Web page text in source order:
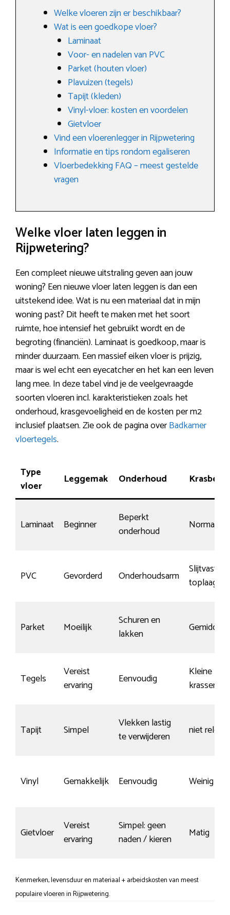
Welke vloeren zijn er beschikbaar?
Wat is een goedkope vloer?
Laminaat
Voor- en nadelen van PVC
Parket (houten vloer)
Plavuizen (tegels)
Tapijt (kleden)
Vinyl-vloer: kosten en voordelen
Gietvloer
Vind een vloerenlegger in Rijpwetering
Informatie en tips rondom egaliseren
Vloerbedekking FAQ – meest gestelde
vragen
Welke vloer laten leggen in
Rijpwetering?
Een compleet nieuwe uitstraling geven aan jouw
woning? Een nieuwe vloer laten leggen is dan een
uitstekend idee. Wat is nu een materiaal dat in mijn
woning past? Dit heeft te maken met het soort
ruimte, hoe intensief het gebruikt wordt en de
begroting (financiën). Laminaat is goedkoop, maar is
minder duurzaam. Een massief eiken vloer is prijzig,
maar is wel echt een eyecatcher en het kan een leven
lang mee. In deze tabel vind je de veelgevraagde
soorten vloeren incl. karakteristieken zoals het
onderhoud, krasgevoeligheid en de kosten per m2
inclusief plaatsen. Zie ook de pagina overBadkamer
vloertegels.
Type
vloer
Leggemak Onderhoud
Laminaat Beginner
Beperkt
onderhoud
Normaal
PVC Gevorderd Onderhoudsarm
Slijtvaste
toplaag
Parket Moeilijk
Schuren en
lakken
Gemiddeld
Tegels
Vereist
ervaring
Eenvoudig
Kleine
krassen
Tapijt Simpel
Vlekken lastig
te verwijderen
niet
Vinyl Gemakkelijk Eenvoudig Weinig
Gietvloer
Vereist
ervaring
Simpel: geen
naden / kieren
Matig
Kenmerken, levensduur en materiaal + arbeidskosten van meest
populaire vloeren in Rijpwetering.